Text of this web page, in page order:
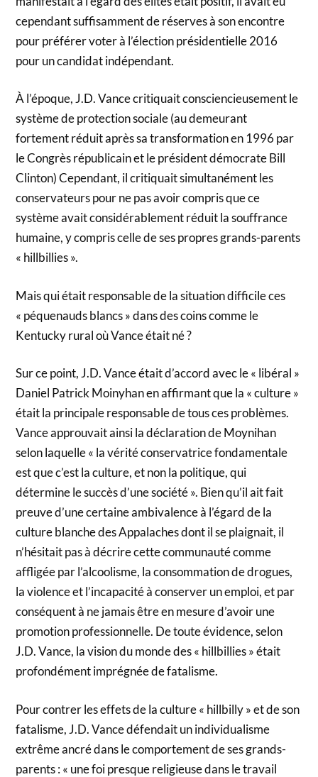
cependant suffisamment de réserves à son encontre
pour préférer voter à l’élection présidentielle 2016
pour un candidat indépendant.
À l’époque, J.D. Vance critiquait consciencieusement le
système de protection sociale (au demeurant
fortement réduit après sa transformation en 1996 par
le Congrès républicain et le président démocrate Bill
Clinton) Cependant, il critiquait simultanément les
conservateurs pour ne pas avoir compris que ce
système avait considérablement réduit la souffrance
humaine, y compris celle de ses propres grands-parents
« hillbillies ».
Mais qui était responsable de la situation difficile ces
« péquenauds blancs » dans des coins comme le
Kentucky rural où Vance était né ?
Sur ce point, J.D. Vance était d’accord avec le « libéral »
Daniel Patrick Moinyhan en affirmant que la « culture »
était la principale responsable de tous ces problèmes.
Vance approuvait ainsi la déclaration de Moynihan
selon laquelle « la vérité conservatrice fondamentale
est que c’est la culture, et non la politique, qui
détermine le succès d’une société ». Bien qu’il ait fait
preuve d’une certaine ambivalence à l’égard de la
culture blanche des Appalaches dont il se plaignait, il
n’hésitait pas à décrire cette communauté comme
affligée par l’alcoolisme, la consommation de drogues,
la violence et l’incapacité à conserver un emploi, et par
conséquent à ne jamais être en mesure d’avoir une
promotion professionnelle. De toute évidence, selon
J.D. Vance, la vision du monde des « hillbillies » était
profondément imprégnée de fatalisme.
Pour contrer les effets de la culture « hillbilly » et de son
fatalisme, J.D. Vance défendait un individualisme
extrême ancré dans le comportement de ses grands-
parents : « une foi presque religieuse dans le travail